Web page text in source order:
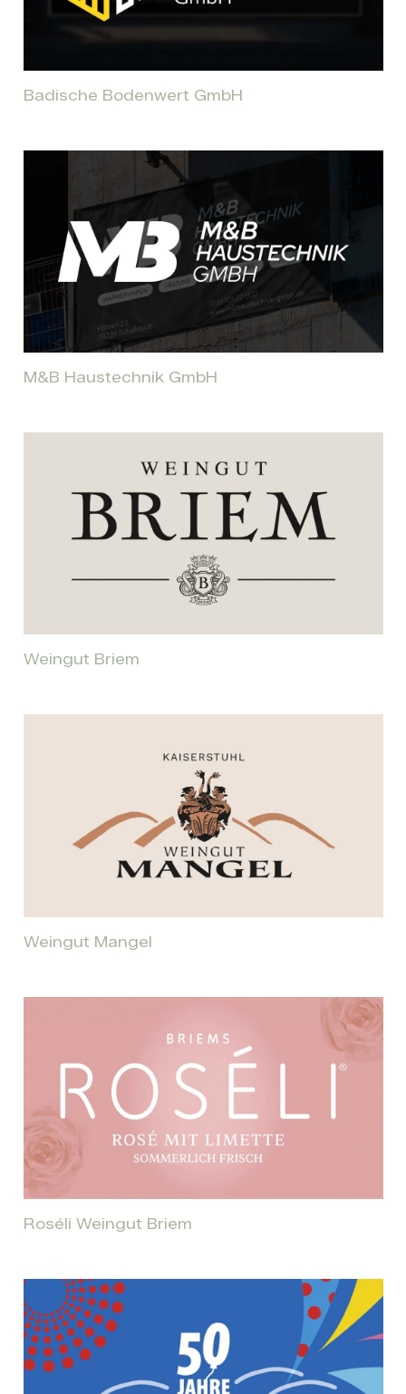
Badische Bodenwert GmbH
M&B Haustechnik GmbH
Weingut Briem
Weingut Mangel
Roséli Weingut Briem